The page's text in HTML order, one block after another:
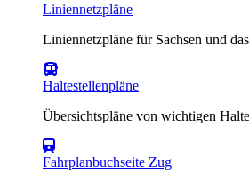
Liniennetzpläne
Liniennetzpläne für Sachsen und
Haltestellenpläne
Übersichtspläne von wichtigen
Fahrplanbuchseite Zug